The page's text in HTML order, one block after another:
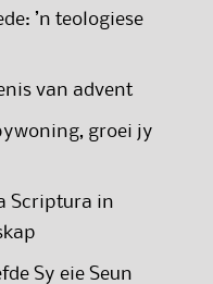
’n teologiese
van advent
groei jy
Scriptura in
Sy eie Seun